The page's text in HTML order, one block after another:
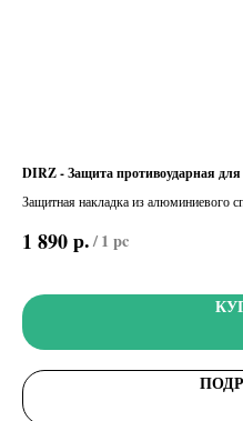
DIRZ - Защита противоударная
Защитная накладка из алюминиевого
1 890р./1 pc